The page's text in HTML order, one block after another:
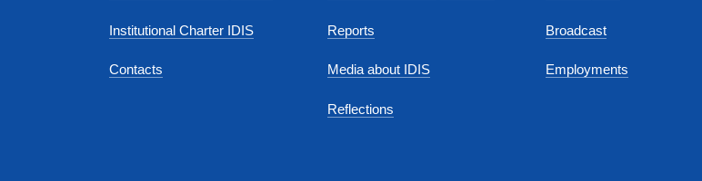
Institutional Charter IDIS
Contacts
Reports
Media about IDIS
Reflections
Broadcast
Employments